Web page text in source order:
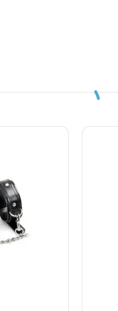
повідця;